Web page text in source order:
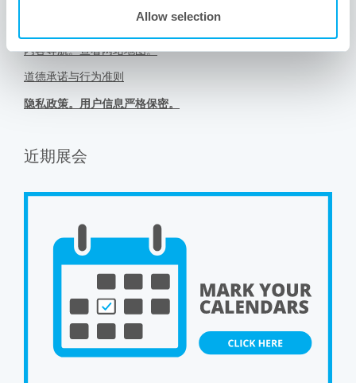
Allow selection
有问题？我们的工程师为您排忧解难。
内容导航。查看网站地图。
道德承诺与行为准则
隐私政策。用户信息严格保密。
近期展会